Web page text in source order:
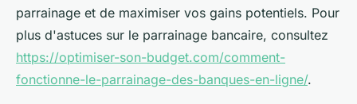
parrainage et de maximiser vos gains potentiels. Pour
plus d'astuces sur le parrainage bancaire, consultez
https://optimiser-son-budget.com/comment-
fonctionne-le-parrainage-des-banques-en-ligne/.